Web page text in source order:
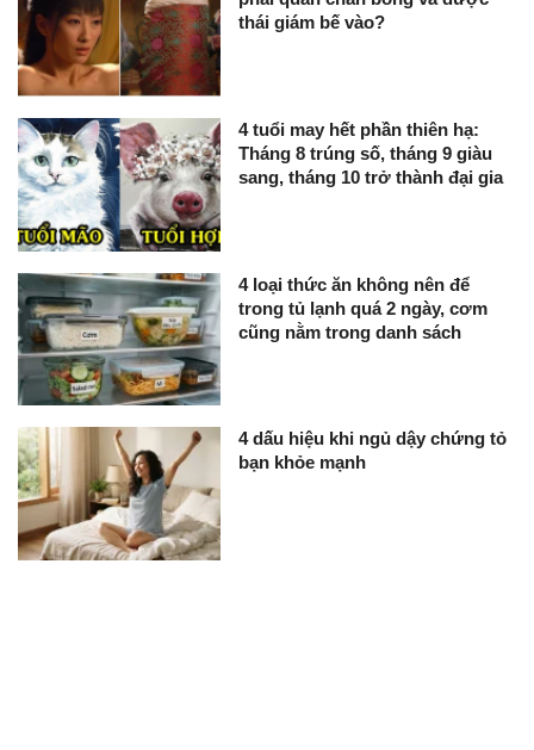
thái giám bế vào?
4 tuổi may hết phần thiên hạ:
Tháng 8 trúng số, tháng 9 giàu
sang, tháng 10 trở thành đại gia
4 loại thức ăn không nên để
trong tủ lạnh quá 2 ngày, cơm
cũng nằm trong danh sách
4 dấu hiệu khi ngủ dậy chứng tỏ
bạn khỏe mạnh